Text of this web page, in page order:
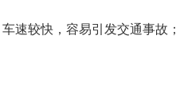
速较快，容易引发交通事故；